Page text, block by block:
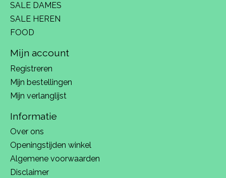
SALE DAMES
SALE HEREN
FOOD
Mijn account
Registreren
Mijn bestellingen
Mijn verlanglijst
Informatie
Over ons
Openingstijden winkel
Algemene voorwaarden
Disclaimer